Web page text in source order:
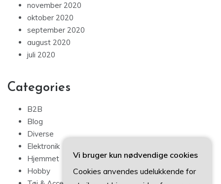
november 2020
oktober 2020
september 2020
august 2020
juli 2020
Categories
B2B
Blog
Diverse
Elektronik
Hjemmet
Hobby
Vi bruger kun nødvendige cookies
Cookies anvendes udelukkende for